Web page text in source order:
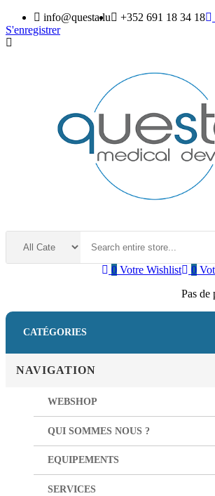
info@questa.lu +352 691 18 34 18
S'enregistrer
0
Pas de
0 Votre Wishlist
CATÉGORIES
NAVIGATION
WEBSHOP
QUI SOMMES NOUS ?
EQUIPEMENTS
SERVICES